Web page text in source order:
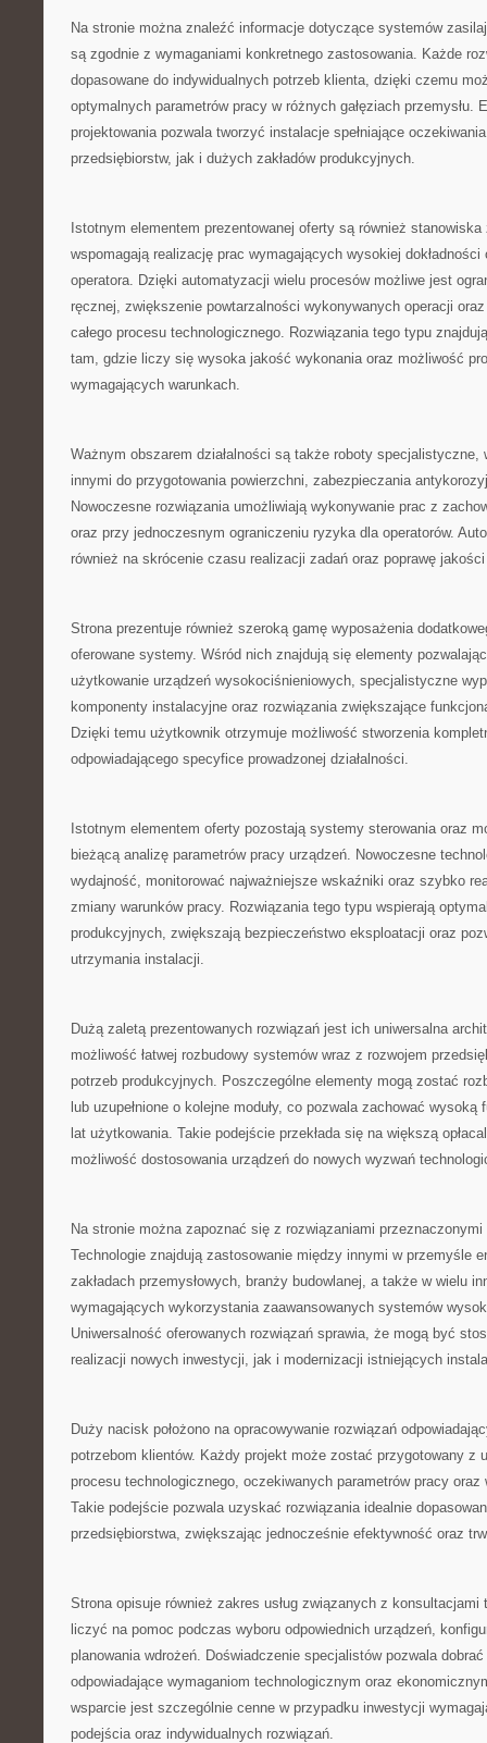
Na stronie można znaleźć informacje dotyczące systemów
są zgodnie z wymaganiami konkretnego zastosowania. Każde
dopasowane do indywidualnych potrzeb klienta, dzięki czemu
optymalnych parametrów pracy w różnych gałęziach przemysłu.
projektowania pozwala tworzyć instalacje spełniające
przedsiębiorstw, jak i dużych zakładów produkcyjnych.
Istotnym elementem prezentowanej oferty są również
wspomagają realizację prac wymagających wysokiej
operatora. Dzięki automatyzacji wielu procesów możliwe jest
ręcznej, zwiększenie powtarzalności wykonywanych operacji
całego procesu technologicznego. Rozwiązania tego typu
tam, gdzie liczy się wysoka jakość wykonania oraz możliwość
wymagających warunkach.
Ważnym obszarem działalności są także roboty specjalistyczne,
innymi do przygotowania powierzchni, zabezpieczania
Nowoczesne rozwiązania umożliwiają wykonywanie prac z
oraz przy jednoczesnym ograniczeniu ryzyka dla operatorów.
również na skrócenie czasu realizacji zadań oraz poprawę
Strona prezentuje również szeroką gamę wyposażenia
oferowane systemy. Wśród nich znajdują się elementy
użytkowanie urządzeń wysokociśnieniowych, specjalistyczne
komponenty instalacyjne oraz rozwiązania zwiększające
Dzięki temu użytkownik otrzymuje możliwość stworzenia
odpowiadającego specyfice prowadzonej działalności.
Istotnym elementem oferty pozostają systemy sterowania oraz
bieżącą analizę parametrów pracy urządzeń. Nowoczesne
wydajność, monitorować najważniejsze wskaźniki oraz szybko
zmiany warunków pracy. Rozwiązania tego typu wspierają
produkcyjnych, zwiększają bezpieczeństwo eksploatacji oraz
utrzymania instalacji.
Dużą zaletą prezentowanych rozwiązań jest ich uniwersalna
możliwość łatwej rozbudowy systemów wraz z rozwojem
potrzeb produkcyjnych. Poszczególne elementy mogą zostać
lub uzupełnione o kolejne moduły, co pozwala zachować
lat użytkowania. Takie podejście przekłada się na większą
możliwość dostosowania urządzeń do nowych wyzwań
Na stronie można zapoznać się z rozwiązaniami przeznaczonymi
Technologie znajdują zastosowanie między innymi w przemyśle
zakładach przemysłowych, branży budowlanej, a także w wielu
wymagających wykorzystania zaawansowanych systemów
Uniwersalność oferowanych rozwiązań sprawia, że mogą być
realizacji nowych inwestycji, jak i modernizacji istniejących
Duży nacisk położono na opracowywanie rozwiązań
potrzebom klientów. Każdy projekt może zostać przygotowany z
procesu technologicznego, oczekiwanych parametrów pracy
Takie podejście pozwala uzyskać rozwiązania idealnie
przedsiębiorstwa, zwiększając jednocześnie efektywność oraz
Strona opisuje również zakres usług związanych z
liczyć na pomoc podczas wyboru odpowiednich urządzeń,
planowania wdrożeń. Doświadczenie specjalistów pozwala
odpowiadające wymaganiom technologicznym oraz
wsparcie jest szczególnie cenne w przypadku inwestycji
podejścia oraz indywidualnych rozwiązań.